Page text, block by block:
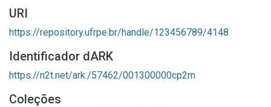
URI
https://repository.ufrpe.br/handle/123456789/4148
Identificador dARK
https://n2t.net/ark:/57462/001300000cp2m
Coleções